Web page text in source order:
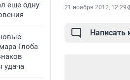
еще одну
Глоба
удача
21 ноября 2012, 12:29
Написать